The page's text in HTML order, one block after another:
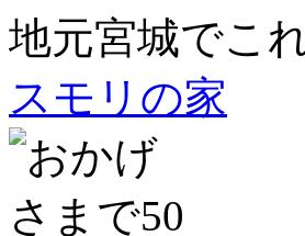
地元宮城でこ
スモリの家